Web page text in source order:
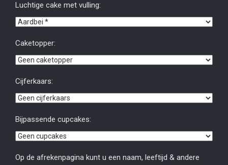
Luchtige cake met vulling:
Caketopper:
Cijferkaars:
Bijpassende cupcakes:
Op de afrekenpagina kunt u een naam, leeftijd & andere